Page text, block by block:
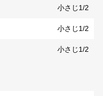
小さじ1/2
小さじ1/2
小さじ1/2